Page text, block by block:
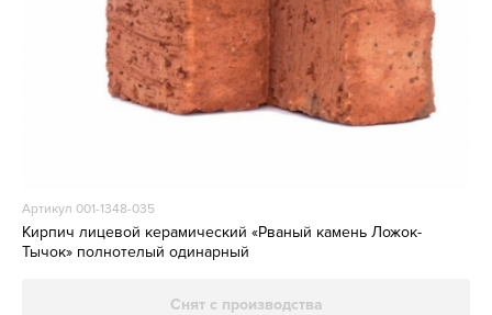
Артикул 001-1348-035
Кирпич лицевой керамический «Рваный камень Ложок-
Тычок» полнотелый одинарный
Снят с производства